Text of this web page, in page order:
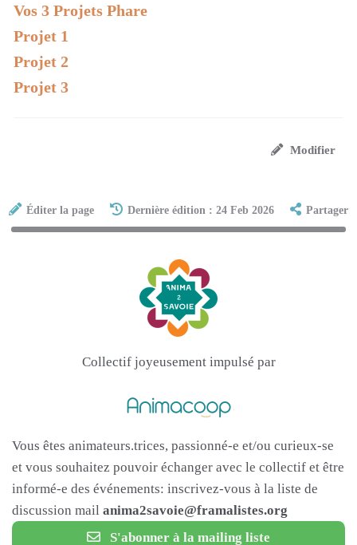
Vos 3 Projets Phare
Projet 1
Projet 2
Projet 3
Modifier
Éditer la page Dernière édition : 24 Feb 2026 Partager
Collectif joyeusement impulsé par
Vous êtes animateurs.trices, passionné-e et/ou curieux-se
et vous souhaitez pouvoir échanger avec le collectif et être
informé-e des événements: inscrivez-vous à la liste de
discussion mail anima2savoie@framalistes.org
S'abonner à la mailing liste